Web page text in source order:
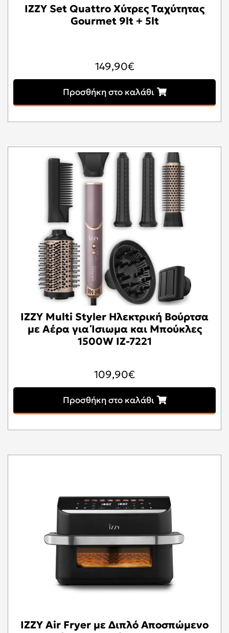
IZZY Set Quattro Χύτρες Ταχύτητας
Gourmet 9lt + 5lt
149,90€
Προσθήκη στο καλάθι
IZZY Multi Styler Ηλεκτρική Βούρτσα
με Αέρα για Ίσιωμα και Μπούκλες
1500W IZ-7221
109,90€
Προσθήκη στο καλάθι
IZZY Air Fryer με Διπλό Αποσπώμενο